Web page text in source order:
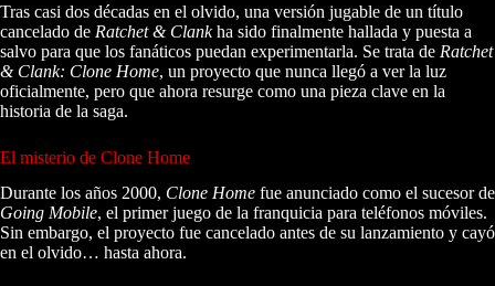
Tras casi dos décadas en el olvido, una versión jugable de un título
cancelado de Ratchet & Clankha sido finalmente hallada y puesta a
salvo para que los fanáticos puedan experimentarla. Se trata de Ratchet
& Clank: Clone Home, un proyecto que nunca llegó a ver la luz
oficialmente, pero que ahora resurge como una pieza clave en la
historia de la saga.
El misterio de Clone Home
Durante los años 2000, Clone Home fue anunciado como el sucesor de
Going Mobile, el primer juego de la franquicia para teléfonos móviles.
Sin embargo, el proyecto fue cancelado antes de su lanzamiento y cayó
en el olvido… hasta ahora.